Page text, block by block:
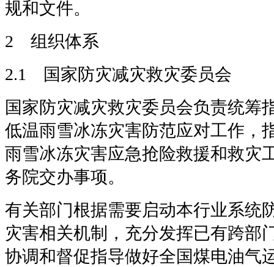
规和文件。
2 组织体系
2.1 国家防灾减灾救灾委员会
国家防灾减灾救灾委员会负责统筹
低温雨雪冰冻灾害防范应对工作，
雨雪冰冻灾害应急抢险救援和救灾
务院交办事项。
有关部门根据需要启动本行业系统
灾害相关机制，充分发挥已有跨部
协调和督促指导做好全国煤电油气